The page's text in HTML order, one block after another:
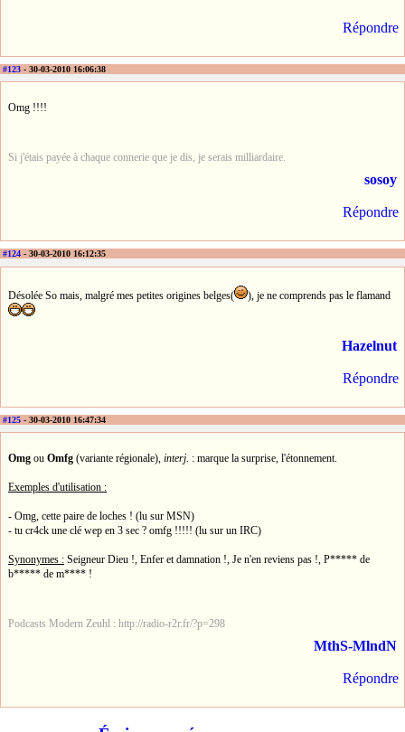
Répondre
#123 - 30-03-2010 16:06:38
Omg !!!!
Si j'étais payée à chaque connerie que je dis, je serais milliardaire.
sosoy
Répondre
#124 - 30-03-2010 16:12:35
Désolée So mais, malgré mes petites origines belges( ), je ne comprends pas le flamand
Hazelnut
Répondre
#125 - 30-03-2010 16:47:34
Omg ou Omfg (variante régionale), interj. : marque la surprise, l'étonnement.
Exemples d'utilisation :
- Omg, cette paire de loches ! (lu sur MSN)
- tu cr4ck une clé wep en 3 sec ? omfg !!!!! (lu sur un IRC)
Synonymes : Seigneur Dieu !, Enfer et damnation !, Je n'en reviens pas !, P***** de
b***** de m**** !
Podcasts Modern Zeuhl : http://radio-r2r.fr/?p=298
MthS-MlndN
Répondre